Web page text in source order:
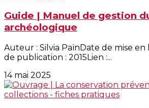
Guide | Manuel de gestion
archéologique
Auteur : Silvia PaïnDate de mise en
de publication : 2015Lien :...
14 mai 2025